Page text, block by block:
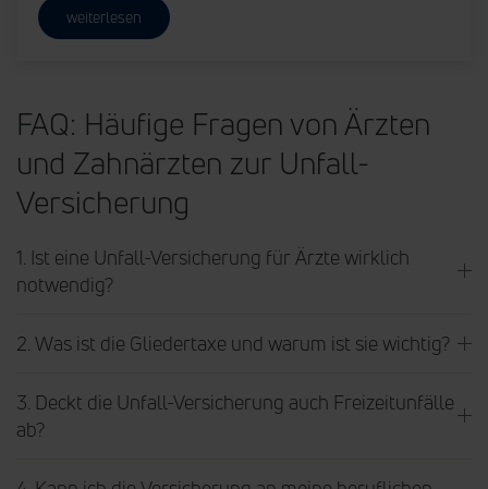
weiterlesen
FAQ: Häufige Fragen von Ärzten
und Zahnärzten zur Unfall-
Versicherung
1. Ist eine Unfall-Versicherung für Ärzte wirklich
notwendig?
2. Was ist die Gliedertaxe und warum ist sie wichtig?
3. Deckt die Unfall-Versicherung auch Freizeitunfälle
ab?